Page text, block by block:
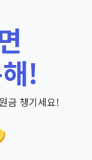
!
금 챙기세요!